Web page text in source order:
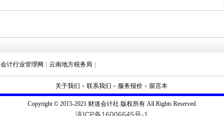
会计行业管理网 云南地方税务局
关于我们 - 联系我们 - 服务报价 - 留言本
Copyright © 2015-2021 财迷会计社 版权所有 All Rights Reserved